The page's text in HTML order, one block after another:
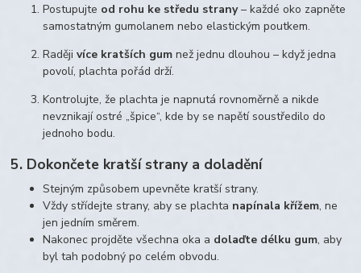
Postupujte od rohu ke středu strany– každé oko zapněte
samostatným gumolanem nebo elastickým poutkem.
Radějivíce kratších gum než jednu dlouhou – když jedna
povolí, plachta pořád drží.
Kontrolujte, že plachta je napnutá rovnoměrně a nikde
nevznikají ostré „špice“, kde by se napětí soustředilo do
jednoho bodu.
5. Dokončete kratší strany a doladění
Stejným způsobem upevněte kratší strany.
Vždy střídejte strany, aby se plachta napínala křížem, ne
jen jedním směrem.
Nakonec projděte všechna oka a dolaďte délku gum, aby
byl tah podobný po celém obvodu.